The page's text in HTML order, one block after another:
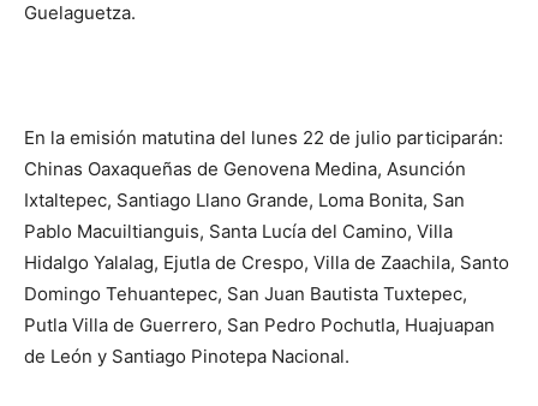
Guelaguetza.
En la emisión matutina del lunes 22 de julio participarán:
Chinas Oaxaqueñas de Genovena Medina, Asunción
Ixtaltepec, Santiago Llano Grande, Loma Bonita, San
Pablo Macuiltianguis, Santa Lucía del Camino, Villa
Hidalgo Yalalag, Ejutla de Crespo, Villa de Zaachila, Santo
Domingo Tehuantepec, San Juan Bautista Tuxtepec,
Putla Villa de Guerrero, San Pedro Pochutla, Huajuapan
de León y Santiago Pinotepa Nacional.